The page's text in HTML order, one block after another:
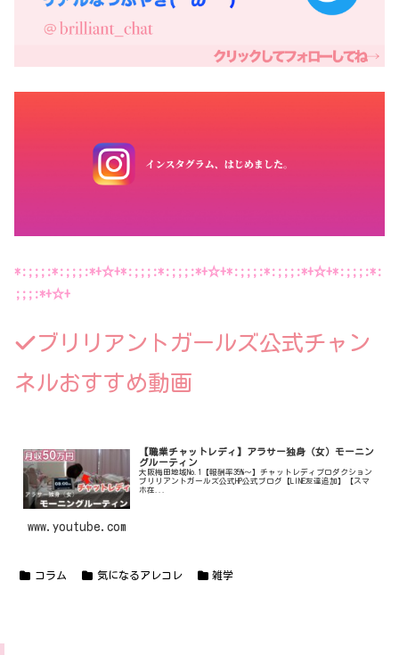
*:;;;:*:;;;:*+☆+*:;;;:*:;;;:*+☆+*:;;;:*:;;;:*+☆+*:;;;:*:
;;;:*+☆+
ブリリアントガールズ公式チャン
ネルおすすめ動画
【職業チャットレディ】アラサー独身（女）モーニン
グルーティン
大阪梅田地域No.1【報酬率35%〜】チャットレディプロダクション
ブリリアントガールズ公式HP公式ブログ【LINE友達追加】【スマ
ホ在...
www.youtube.com
コラム 気になるアレコレ 雑学